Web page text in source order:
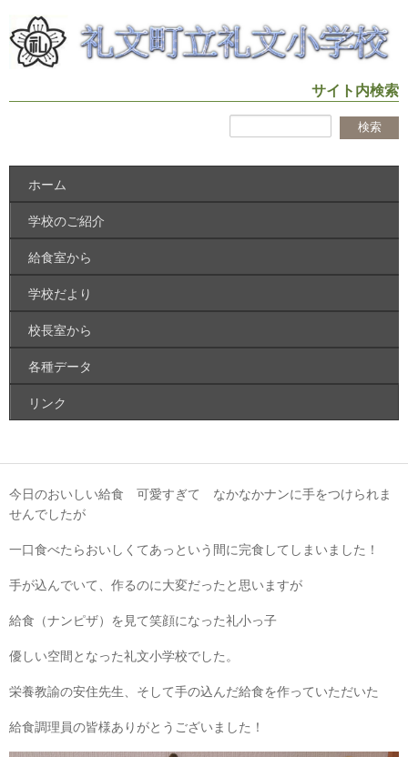
サイト内検索
ホーム
学校のご紹介
給食室から
学校だより
校長室から
各種データ
リンク
今日のおいしい給食 可愛すぎて なかなかナンに手をつけられま
せんでしたが
一口食べたらおいしくてあっという間に完食してしまいました！
手が込んでいて、作るのに大変だったと思いますが
給食（ナンピザ）を見て笑顔になった礼小っ子
優しい空間となった礼文小学校でした。
栄養教諭の安住先生、そして手の込んだ給食を作っていただいた
給食調理員の皆様ありがとうございました！